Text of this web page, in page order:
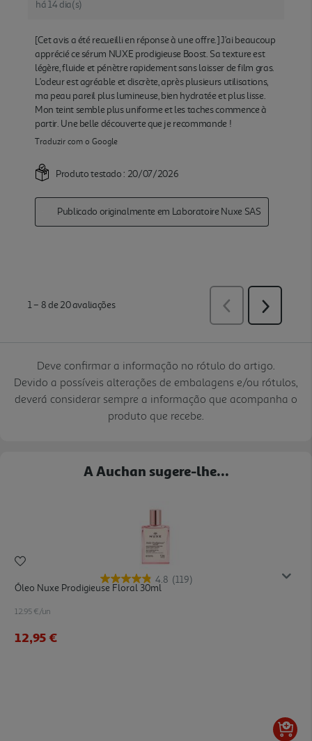
Deve confirmar a informação no rótulo do artigo.
Devido a possíveis alterações de embalagens e/ou rótulos,
deverá considerar sempre a informação que acompanha o
produto que recebe.
A Auchan sugere-lhe...
4.8 (119)
Óleo Nuxe Prodigieuse Floral 30ml
12.95 €/un
12,95 €